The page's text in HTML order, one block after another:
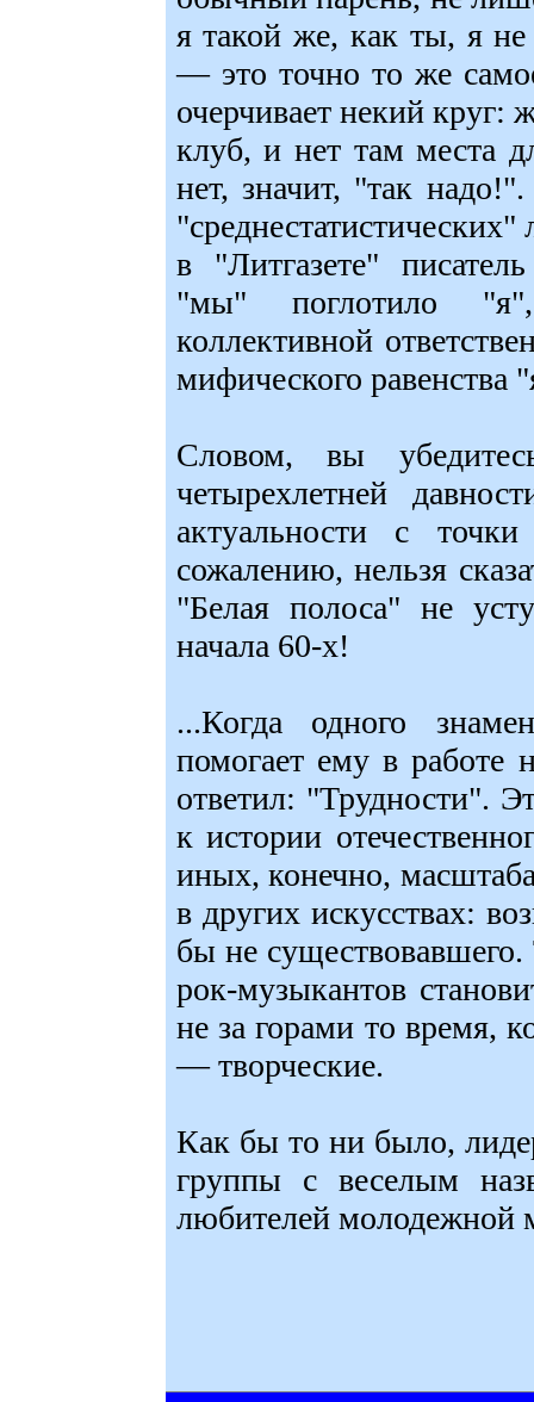
я такой же, как ты, я
— это точно то же
очерчивает некий
клуб, и нет там места
нет, значит, "так
"среднестатистических"
в "Литгазете"
"мы" поглотило
коллективной
мифического равенства
Словом, вы
четырехлетней
актуальности с
сожалению, нельзя
"Белая полоса" не
начала 60-х!
...Когда одного
помогает ему в работе
ответил: "Трудности".
к истории
иных, конечно,
в других искусствах:
бы не
рок-музыкантов
не за горами то время,
— творческие.
Как бы то ни было,
группы с веселым
любителей молодежной